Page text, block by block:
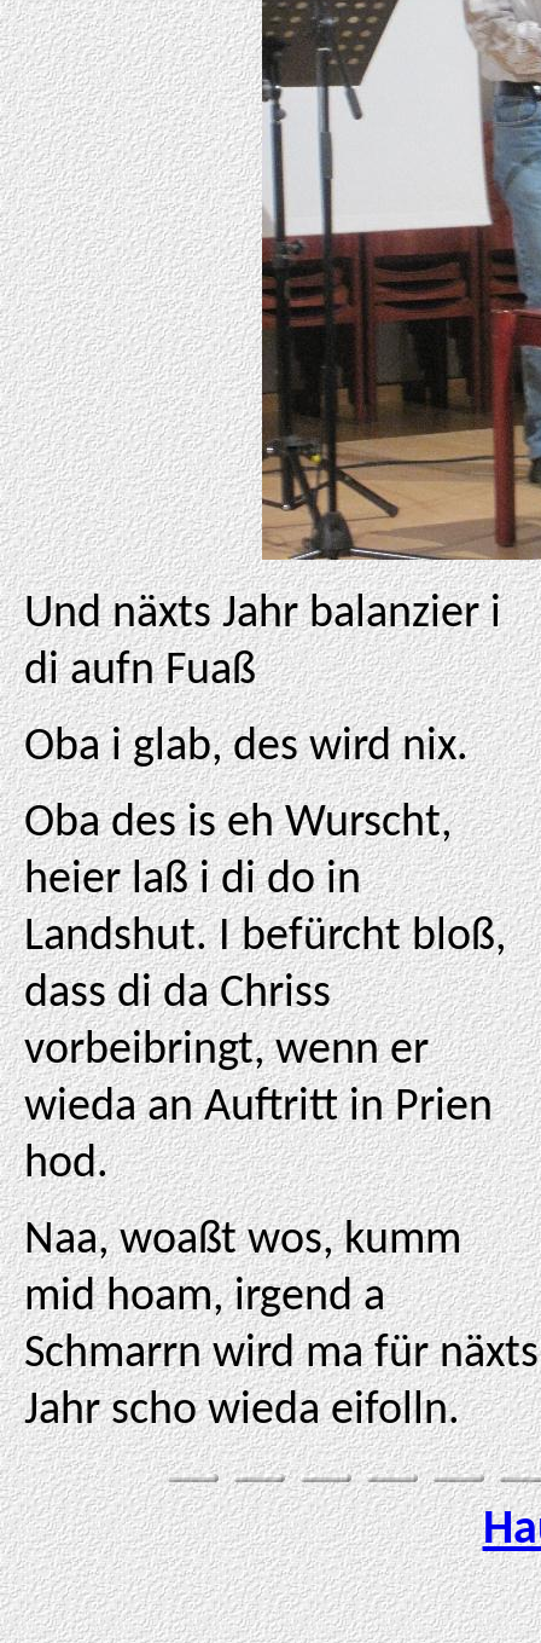
Und näxts Jahr balanzier i
di aufn Fuaß
Oba i glab, des wird nix.
Oba des is eh Wurscht,
heier laß i di do in
Landshut. I befürcht bloß,
dass di da Chriss
vorbeibringt, wenn er
wieda an Auftritt in Prien
hod.
Naa, woaßt wos, kumm
mid hoam, irgend a
Schmarrn wird ma für näxts
Jahr scho wieda eifolln.